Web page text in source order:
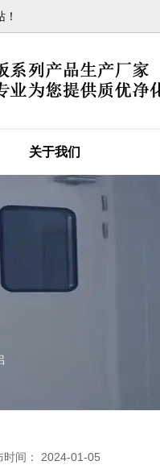
关于我们
时间： 2024-01-05